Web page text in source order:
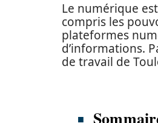
Le numérique
compris les
plateformes
d’informations.
de travail de